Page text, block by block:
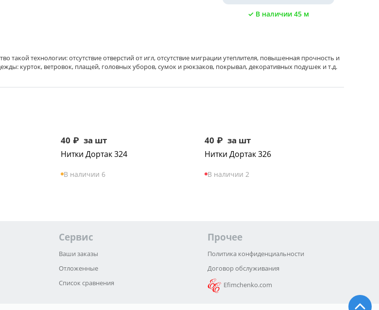
✓ В наличии 45 м
технологии: отсутствие отверстий от игл, отсутствие миграции утеплителя, повышенная прочность и
курток, ветровок, плащей, головных уборов, сумок и рюкзаков, покрывал, декоративных подушек и т.д.
40 ₽ за шт
Нитки Дортак 324
В наличии 6
40 ₽ за шт
Нитки Дортак 326
В наличии 2
Сервис
Ваши заказы
Отложенные
Список сравнения
Прочее
Политика конфиденциальности
Договор обслуживания
Efimchenko.com